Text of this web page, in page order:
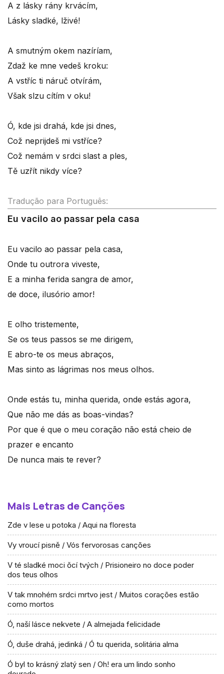
A z lásky rány krvácím,
Lásky sladké, lživé!
A smutným okem nazíríam,
Zdaž ke mne vedeš kroku:
A vstříc ti náruč otvírám,
Však slzu cítím v oku!
Ó, kde jsi drahá, kde jsi dnes,
Což neprijdeš mi vstříce?
Což nemám v srdci slast a ples,
Tě uzřít nikdy více?
Tradução para Português:
Eu vacilo ao passar pela casa
Eu vacilo ao passar pela casa,
Onde tu outrora viveste,
E a minha ferida sangra de amor,
de doce, ilusório amor!
E olho tristemente,
Se os teus passos se me dirigem,
E abro-te os meus abraços,
Mas sinto as lágrimas nos meus olhos.
Onde estás tu, minha querida, onde estás agora,
Que não me dás as boas-vindas?
Por que é que o meu coração não está cheio de
prazer e encanto
De nunca mais te rever?
Mais Letras de Canções
Zde v lese u potoka / Aqui na floresta
Vy vroucí pisně / Vós fervorosas canções
V té sladké moci ŏcí tvých / Prisioneiro no doce poder
dos teus olhos
V tak mnohém srdci mrtvo jest / Muitos corações estão
como mortos
Ó, naší lásce nekvete / A almejada felicidade
Ó, duše drahá, jedinká / Ó tu querida, solitária alma
Ó byl to krásný zlatý sen / Oh! era um lindo sonho